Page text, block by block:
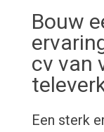
Bouw
cv van
Een sterk